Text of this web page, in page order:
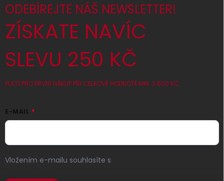
ODEBÍREJTE NÁŠ NEWSLETTER!
ZÍSKATE NAVÍC
SLEVU 250 KČ
PLATÍ PRO PRVNÍ NÁKUP PŘI CELKOVÉ HODNOTĚ MIN. 2 500 KČ
E-MAIL
Vložením e-mailu souhlasíte s